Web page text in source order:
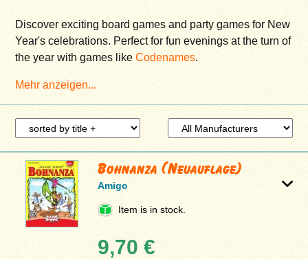
Discover exciting board games and party games for New
Year's celebrations. Perfect for fun evenings at the turn of
the year with games likeCodenames.
Mehr anzeigen...
Bohnanza (Neuauflage)
Amigo
Item is in stock.
9,70 €